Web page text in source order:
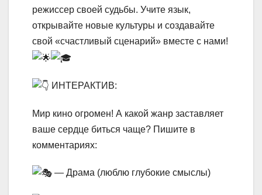
режиссер своей судьбы. Учите язык,
открывайте новые культуры и создавайте
свой «счастливый сценарий» вместе с нами!
ИНТЕРАКТИВ:
Мир кино огромен! А какой жанр заставляет
ваше сердце биться чаще? Пишите в
комментариях:
— Драма (люблю глубокие смыслы)